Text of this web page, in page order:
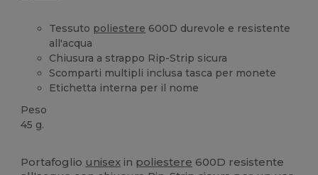
Tessuto poliestere 600D durevole e resistente
all'acqua
Chiusura a strappo Rip-Strip sicura
Scomparti multipli inclusa tasca per monete
Etichetta interna per il nome
Peso
45 g.
Portafoglio unisex in poliestere 600D resistente